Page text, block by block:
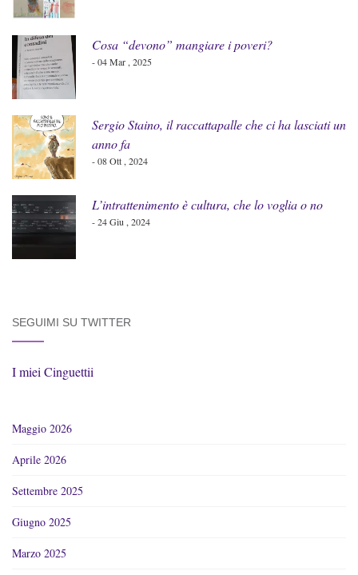
Cosa “devono” mangiare i poveri?
- 04 Mar , 2025
Sergio Staino, il raccattapalle che ci ha lasciati un
anno fa
- 08 Ott , 2024
L’intrattenimento è cultura, che lo voglia o no
- 24 Giu , 2024
SEGUIMI SU TWITTER
I miei Cinguettii
Maggio 2026
Aprile 2026
Settembre 2025
Giugno 2025
Marzo 2025